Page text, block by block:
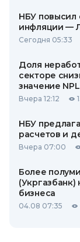
НБУ повысил
инфляции —
Сегодня 05:33
Доля
секторе
значение
Вчера 12:12
НБУ
расчетов и
Вчера 07:00
Более
бизнеса
04.08 07:35